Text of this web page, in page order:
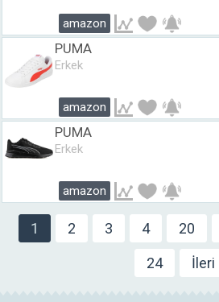
amazon
PUMA
Erkek
amazon
PUMA
Erkek
amazon
1 2 3 4 20
24 İleri